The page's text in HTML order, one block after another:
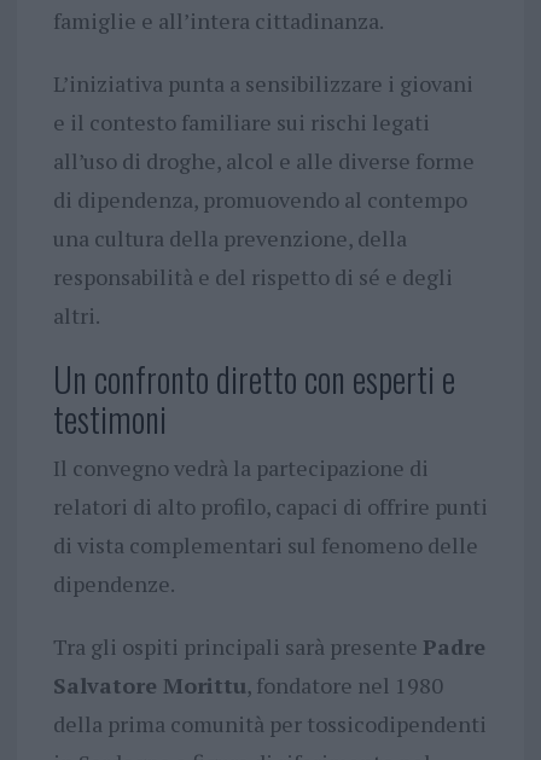
famiglie e all’intera cittadinanza.
L’iniziativa punta a sensibilizzare i giovani
e il contesto familiare sui rischi legati
all’uso di droghe, alcol e alle diverse forme
di dipendenza, promuovendo al contempo
una cultura della prevenzione, della
responsabilità e del rispetto di sé e degli
altri.
Un confronto diretto con esperti e
testimoni
Il convegno vedrà la partecipazione di
relatori di alto profilo, capaci di offrire punti
di vista complementari sul fenomeno delle
dipendenze.
Tra gli ospiti principali sarà presente Padre
Salvatore Morittu, fondatore nel 1980
della prima comunità per tossicodipendenti